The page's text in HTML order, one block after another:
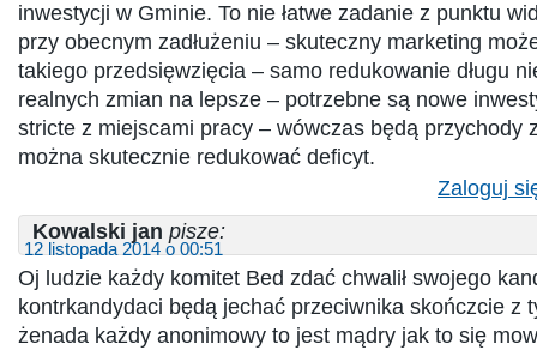
inwestycji w Gminie. To nie łatwe zadanie z punktu
przy obecnym zadłużeniu – skuteczny marketing
takiego przedsięwzięcia – samo redukowanie długu
realnych zmian na lepsze – potrzebne są nowe
stricte z miejscami pracy – wówczas będą przychody
można skutecznie redukować deficyt.
Zaloguj
Kowalski jan pisze:
12 listopada 2014 o 00:51
Oj ludzie każdy komitet Bed zdać chwalił swojego
kontrkandydaci będą jechać przeciwnika skończcie z
żenada każdy anonimowy to jest mądry jak to się